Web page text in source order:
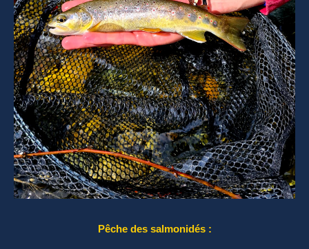
Pêche des salmonidés :